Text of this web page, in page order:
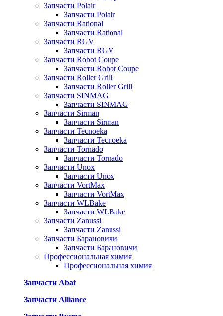
Запчасти Polair
Запчасти Polair
Запчасти Rational
Запчасти Rational
Запчасти RGV
Запчасти RGV
Запчасти Robot Coupe
Запчасти Robot Coupe
Запчасти Roller Grill
Запчасти Roller Grill
Запчасти SINMAG
Запчасти SINMAG
Запчасти Sirman
Запчасти Sirman
Запчасти Tecnoeka
Запчасти Tecnoeka
Запчасти Tornado
Запчасти Tornado
Запчасти Unox
Запчасти Unox
Запчасти VortMax
Запчасти VortMax
Запчасти WLBake
Запчасти WLBake
Запчасти Zanussi
Запчасти Zanussi
Запчасти Барановичи
Запчасти Барановичи
Профессиональная химия
Профессиональная химия
Запчасти Abat
Запчасти Alliance